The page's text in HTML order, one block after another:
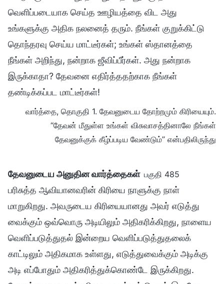
வெளிப்படையாக செய்த ஊழியத்தை விட அது
உங்களுக்கு அதிக நலனைத் தரும். நீங்கள் குறுக்கிட்டு
தொந்தரவு செய்ய மாட்டீர்கள்; உங்கள் ஸ்தானத்தை
நீங்கள் அறிந்து, நன்றாக ஜீவிப்பீர்கள். அது நன்றாக
இருக்காதா? தேவனை எதிர்த்ததற்காக நீங்கள்
தண்டிக்கப்பட மாட்டீர்கள்!
வார்த்தை, தொகுதி 1. தேவனுடைய தோற்றமும் கிரியையும்.
“தேவன் மீதுள்ள உங்கள் விசுவாசத்தினாலே நீங்கள்
தேவனுக்குக் கீழ்ப்படிய வேண்டும்” என்பதிலிருந்து
தேவனுடைய அனுதின வார்த்தைகள் பகுதி 485
பரிசுத்த ஆவியானவரின் கிரியை நாளுக்கு நாள்
மாறுகிறது. அவருடைய கிரியையானது அவர் எடுத்து
வைக்கும் ஒவ்வொரு அடியிலும் அதிகரிக்கிறது, நாளைய
வெளிப்படுத்துதல் இன்றைய வெளிப்படுத்துதலைக்
காட்டிலும் அதிகமாக உள்ளது, எடுத்துவைக்கும் அடிக்கு
அடி எப்போதும் அதிகரித்துக்கொண்டே இருக்கிறது.